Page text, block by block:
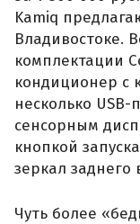
Kamiq
Владивостоке.
комплектации
кондиционер с
несколько
сенсорным
кнопкой
зеркал заднего
Чуть более